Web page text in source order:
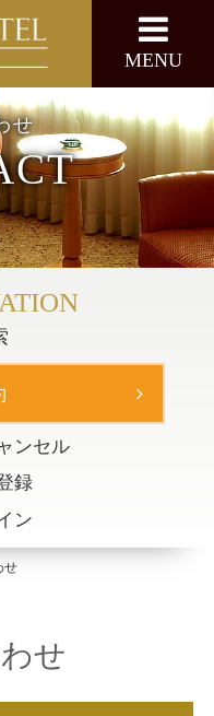
MENU
せ
ンセル
録
ン
せ
せ
ENGLISH
TEL